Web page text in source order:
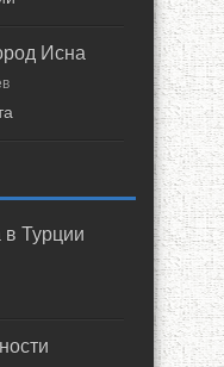
Исна
в Турции